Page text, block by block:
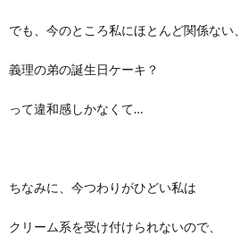
でも、今のところ私にほとんど関係ない、
義理の弟の誕生日ケーキ？
って違和感しかなくて…
ちなみに、今つわりがひどい私は
クリーム系を受け付けられないので、